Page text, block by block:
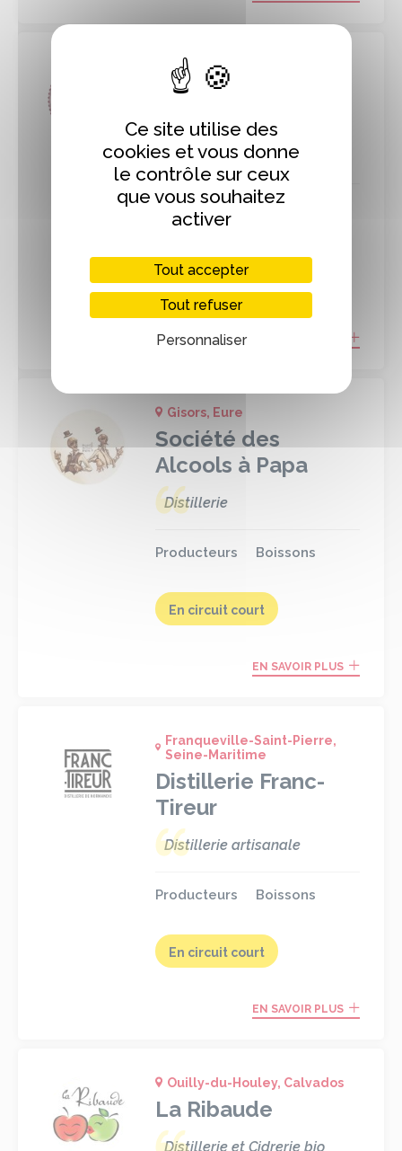
Le Vast, Manche
La distillerie du
voyageur
Distillerie
Producteurs
Boissons
Visites / Ateliers
En circuit court
Gisors, Eure
Société des
Alcools à Papa
Distillerie
Producteurs Boissons
En circuit court
EN SAVOIR PLUS
Franqueville-Saint-Pierre,
Seine-Maritime
Distillerie Franc-
Tireur
Distillerie artisanale
Producteurs Boissons
En circuit court
EN SAVOIR PLUS
Ouilly-du-Houley, Calvados
La Ribaude
Distillerie et Cidrerie bio
Ce site utilise des
cookies et vous donne
le contrôle sur ceux
que vous souhaitez
activer
Tout accepter
Tout refuser
Personnaliser